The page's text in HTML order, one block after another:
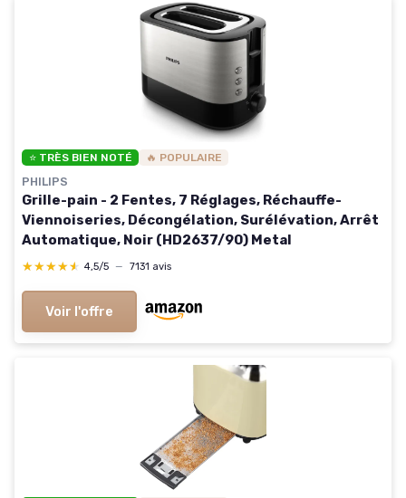
⭐ TRÈS BIEN NOTÉ 🔥 POPULAIRE
PHILIPS
Grille-pain - 2 Fentes, 7 Réglages, Réchauffe-
Viennoiseries, Décongélation, Surélévation, Arrêt
Automatique, Noir (HD2637/90) Metal
★★★★★
★★★★★ 4,5/5 — 7131 avis
Voir l'offre